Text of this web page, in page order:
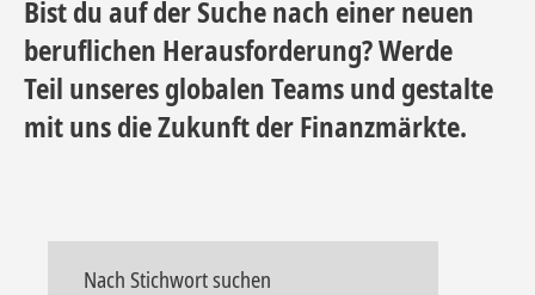
Bist du auf der Suche nach einer neuen
beruflichen Herausforderung? Werde
Teil unseres globalen Teams und gestalte
mit uns die Zukunft der Finanzmärkte.
Nach Stichwort suchen